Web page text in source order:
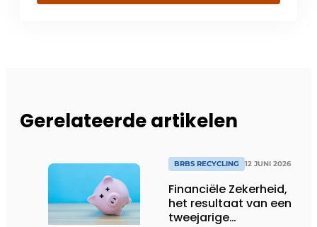
Gerelateerde artikelen
BRBS RECYCLING 12 JUNI 2026
Financiële Zekerheid,
het resultaat van een
tweejarige